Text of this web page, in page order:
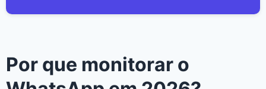
Por que monitorar o